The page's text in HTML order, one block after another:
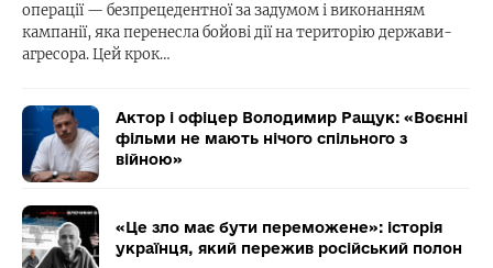
операції — безпрецедентної за задумом і виконанням
кампанії, яка перенесла бойові дії на територію держави-
агресора. Цей крок…
Актор і офіцер Володимир Ращук: «Воєнні
фільми не мають нічого спільного з
війною»
«Це зло має бути переможене»: історія
українця, який пережив російський полон